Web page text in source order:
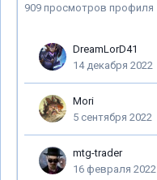
909 просмотров профиля
DreamLorD41
14 декабря 2022
Mori
5 сентября 2022
mtg-trader
16 февраля 2022